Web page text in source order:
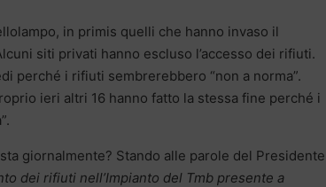
in primis quelli che hanno invaso il
siti privati hanno escluso l’accesso dei rifiuti.
perché i rifiuti sembrerebbero “non a norma”.
ieri altri 16 hanno fatto la stessa fine perché i
giornalmente? Stando alle parole del Presidente
dei rifiuti nell’Impianto del Tmb presente a